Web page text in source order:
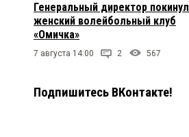
Генеральный директор покинул
женский волейбольный клуб
«Омичка»
7 августа 14:00 2 567
Подпишитесь ВКонтакте!